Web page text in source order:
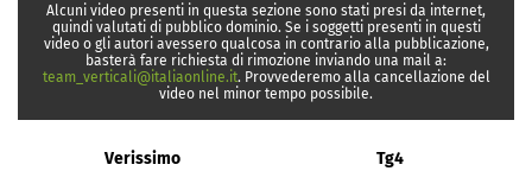
Alcuni video presenti in questa sezione sono stati presi da internet,
quindi valutati di pubblico dominio. Se i soggetti presenti in questi
video o gli autori avessero qualcosa in contrario alla pubblicazione,
basterà fare richiesta di rimozione inviando una mail a:
team_verticali@italiaonline.it. Provvederemo alla cancellazione del
video nel minor tempo possibile.
Verissimo Tg4